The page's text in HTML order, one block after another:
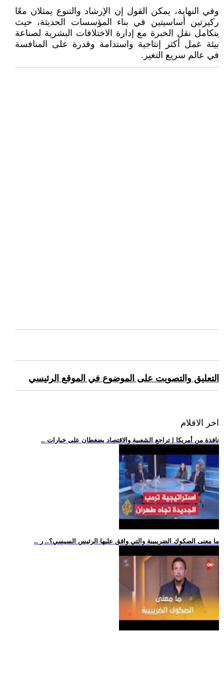
وفي النهاية، يمكن القول إن الإرشاد والتنوع يمثلان معًا
ركيزتين أساسيتين في بناء المؤسسات الحديثة، حيث
يتكامل نقل الخبرة مع إدارة الاختلافات البشرية لصناعة
بيئة عمل أكثر إنتاجية واستدامة وقدرة على المنافسة
في عالم سريع التغير.
التعليق والتصويت على الموضوع في الموقع الرئيسي
اخر الافلام
.. نافذة من أمريكا | تراجع الشعبية والاقتصاد يضغطان على خيارات
.. ما معنى الصكوك الضريبيبة والتي وافق عليها الرئيس السيسي؟.. ر